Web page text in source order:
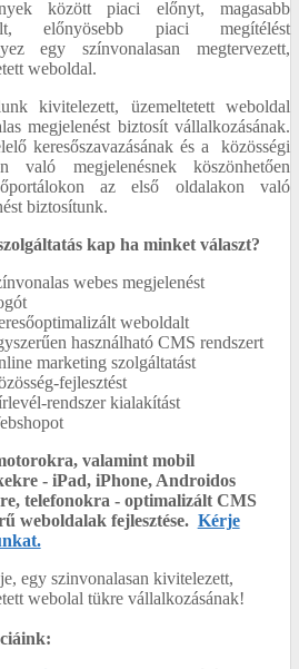
között piaci előnyt, magasabb
előnyösebb piaci megítélést
egy színvonalasan megtervezett,
weboldal.
kivitelezett, üzemeltetett weboldal
megjelenést biztosít vállalkozásának.
keresőszavazásának és a közösségi
való megjelenésnek köszönhetően
az első oldalakon való
biztosítunk.
kap ha minket választ?
webes megjelenést
weboldalt
használható CMS rendszert
marketing szolgáltatást
fejlesztést
rendszer kialakítást
valamint mobil
- iPad, iPhone, Androidos
telefonokra - optimalizált CMS
weboldalak fejlesztése. Kérje
egy szinvonalasan kivitelezett,
webolal tükre vállalkozásának!